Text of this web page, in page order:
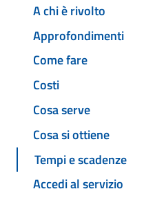
A chi è rivolto
Approfondimenti
Come fare
Costi
Cosa serve
Cosa si ottiene
Tempi e scadenze
Accedi al servizio